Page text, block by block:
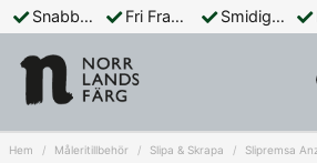
Snabba Leveranser Fri Frakt Över 899:- Smidiga Betalningar
Hem Måleritillbehör Slipa & Skrapa Slipremsa